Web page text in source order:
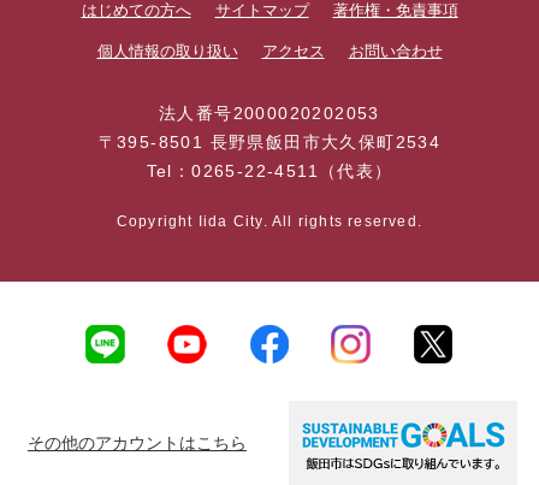
はじめての方へ サイトマップ 著作権・免責事項
個人情報の取り扱い アクセス お問い合わせ
法人番号2000020202053
〒395-8501 長野県飯田市大久保町2534
Tel：0265-22-4511（代表）
Copyright Iida City. All rights reserved.
その他のアカウントはこちら